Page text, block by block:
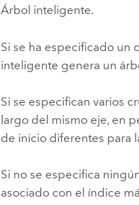
Árbol inteligente.
Si se ha especificado un
inteligente genera un
Si se especifican varios
largo del mismo eje, en
de inicio diferentes para
Si no se especifica
asociado con el índice